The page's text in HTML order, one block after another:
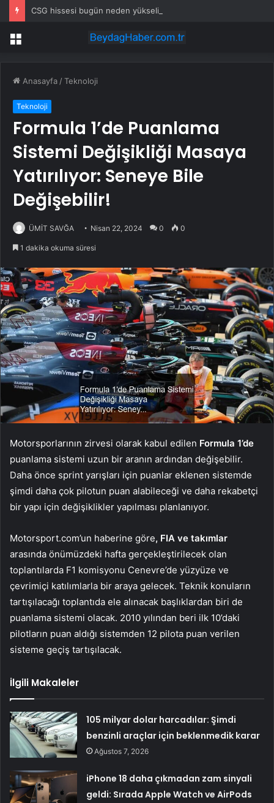
CSG hissesi bugün neden yükselişte?
Menü
Anasayfa /Teknoloji
Teknoloji
Formula 1’de Puanlama
Sistemi Değişikliği Masaya
Yatırılıyor: Seneye Bile
Değişebilir!
ÜMİT SAVĞA Nisan 22, 2024 0 0
1 dakika okuma süresi
Motorsporlarının zirvesi olarak kabul edilen Formula 1’de
puanlama sistemi uzun bir aranın ardından değişebilir.
Daha önce sprint yarışları için puanlar eklenen sistemde
şimdi daha çok pilotun puan alabileceği ve daha rekabetçi
bir yapı için değişiklikler yapılması planlanıyor.
Motorsport.com’un haberine göre, FIA ve takımlar
arasında önümüzdeki hafta gerçekleştirilecek olan
toplantılarda F1 komisyonu Cenevre’de yüzyüze ve
çevrimiçi katılımlarla bir araya gelecek. Teknik konuların
tartışılacağı toplantıda ele alınacak başlıklardan biri de
puanlama sistemi olacak. 2010 yılından beri ilk 10’daki
pilotların puan aldığı sistemden 12 pilota puan verilen
sisteme geçiş tartışılacak.
İlgili Makaleler
105 milyar dolar harcadılar: Şimdi
benzinli araçlar için beklenmedik karar
Ağustos 7, 2026
iPhone 18 daha çıkmadan zam sinyali
geldi: Sırada Apple Watch ve AirPods